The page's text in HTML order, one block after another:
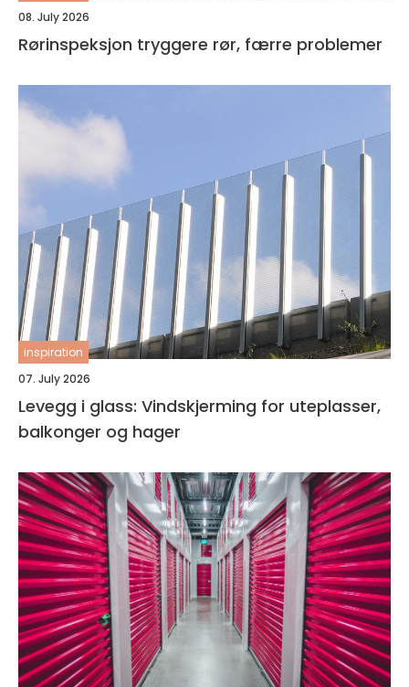
08. July 2026
Rørinspeksjon tryggere rør, færre problemer
inspiration
07. July 2026
Levegg i glass: Vindskjerming for uteplasser,
balkonger og hager